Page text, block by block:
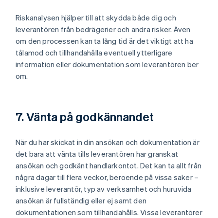
Riskanalysen hjälper till att skydda både dig och
leverantören från bedrägerier och andra risker. Även
om den processen kan ta lång tid är det viktigt att ha
tålamod och tillhandahålla eventuell ytterligare
information eller dokumentation som leverantören ber
om.
7. Vänta på godkännandet
När du har skickat in din ansökan och dokumentation är
det bara att vänta tills leverantören har granskat
ansökan och godkänt handlarkontot. Det kan ta allt från
några dagar till flera veckor, beroende på vissa saker –
inklusive leverantör, typ av verksamhet och huruvida
ansökan är fullständig eller ej samt den
dokumentationen som tillhandahålls. Vissa leverantörer